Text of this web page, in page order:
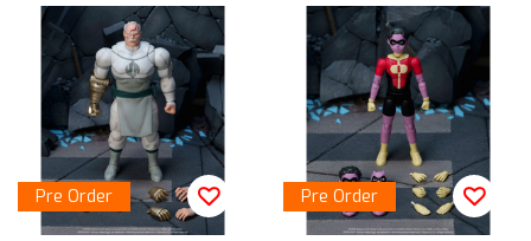
Pre Order Pre Order